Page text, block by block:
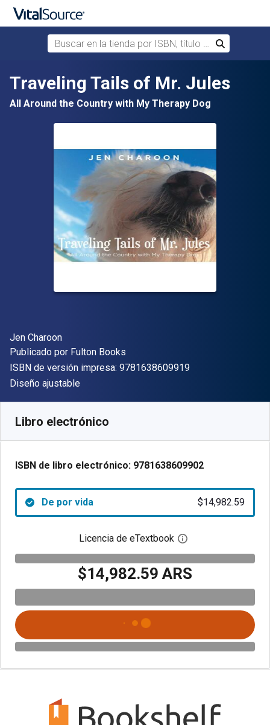
Saltar al contenido principal
Buscar en la tienda por ISBN, título o autor
Buscar
Traveling Tails of Mr. Jules
All Around the Country with My Therapy Dog
Autor(es)
Jen Charoon
Editor
Publicado por Fulton Books
ISBN de versión impresa: 9781638609919"ISBN-13
Formato
Diseño ajustable
Libro electrónico
ISBN de libro electrónico: 9781638609902
De por vida $14,982.59
Licencia de eTextbook Abre el cuadro de
$14,982.59 ARS